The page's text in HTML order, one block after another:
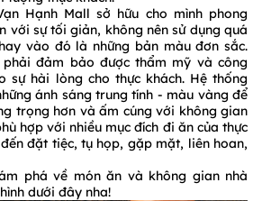
Hạnh Mall sở hữu cho mình phong
với sự tối giản, không nên sử dụng quá
vào đó là những bản màu đơn sắc.
phải đảm bảo được thẩm mỹ và công
sự hài lòng cho thực khách. Hệ thống
ánh sáng trung tính - màu vàng để
trọng hơn và ấm cúng với không gian
hợp với nhiều mục đích đi ăn của thực
đặt tiệc, tụ họp, gặp mặt, liên hoan,
phá về món ăn và không gian nhà
dưới đây nha!